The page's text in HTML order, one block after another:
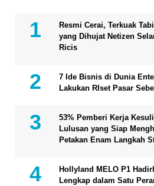
Resmi Cerai, Terkuak
yang Dihujat Netizen
Ricis
7 Ide Bisnis di Dunia
Lakukan RIset Pasar
53% Pemberi Kerja
Lulusan yang Siap
Petakan Enam Langkah
Hollyland MELO P1
Lengkap dalam Satu